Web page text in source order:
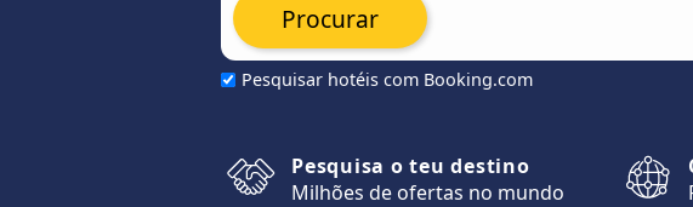
Pesquisar hotéis com Booking.com
Procurar
Pesquisa o teu destino
Milhões de ofertas no mundo